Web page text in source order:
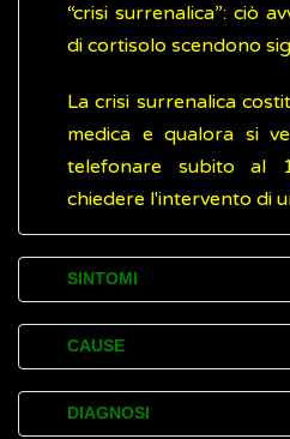
“crisi surrenalica”: ciò
di cortisolo scendono
La crisi surrenalica
medica e qualora si
telefonare subito
chiedere l'intervento di
SINTOMI
Inizialmente, la
essere difficile da
sintomi iniziali sono
CAUSE
La malattia di Addison
DIAGNOSI